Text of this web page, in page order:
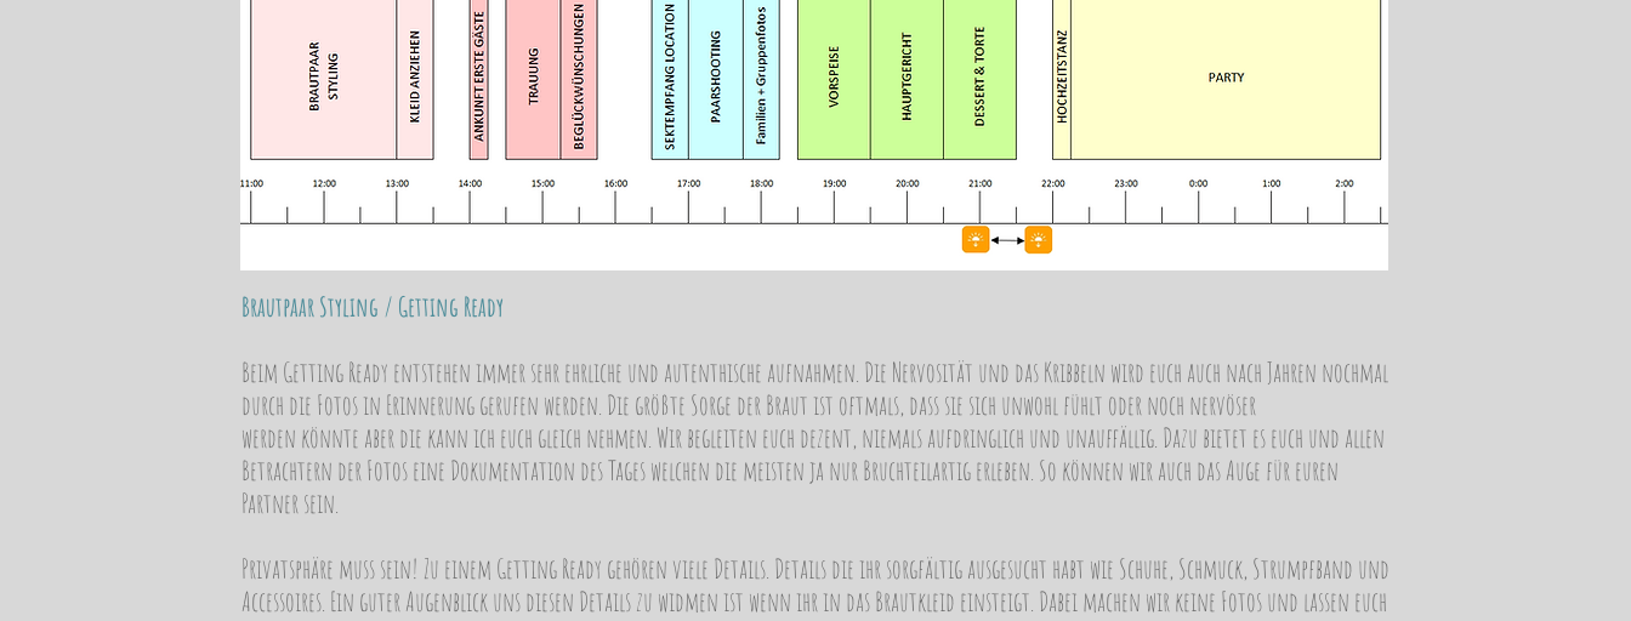
Brautpaar Styling / Getting Ready
Beim Getting Ready entstehen immer sehr ehrliche und autenthische aufnahmen. Die Nervosität und das Kribbeln wird euch auch nach Jahren nochmal
durch die Fotos in Erinnerung gerufen werden. Die größte Sorge der Braut ist oftmals, dass sie sich unwohl fühlt oder noch nervöser
werden könnte aber die kann ich euch gleich nehmen. Wir begleiten euch dezent, niemals aufdringlich und unauffällig. Dazu bietet es euch und allen
Betrachtern der Fotos eine Dokumentation des Tages welchen die meisten ja nur Bruchteilartig erleben. So können wir auch das Auge für euren
Partner sein.
Privatsphäre muss sein! Zu einem Getting Ready gehören viele Details. Details die ihr sorgfältig ausgesucht habt wie Schuhe, Schmuck, Strumpfband und
Accessoires. Ein guter Augenblick uns diesen Details zu widmen ist wenn ihr in das Brautkleid einsteigt. Dabei machen wir keine Fotos und lassen euch